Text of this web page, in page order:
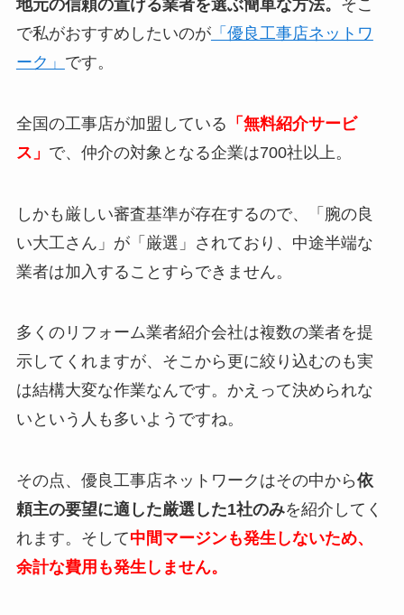
地元の信頼の置ける業者を選ぶ簡単な方法。 そこ
で私がおすすめしたいのが「優良工事店ネットワ
ーク」 です。
全国の工事店が加盟している 「無料紹介サービ
ス」 で、仲介の対象となる企業は700社以上。
しかも厳しい審査基準が存在するので、「腕の良
い大工さん」が「厳選」されており、中途半端な
業者は加入することすらできません。
多くのリフォーム業者紹介会社は複数の業者を提
示してくれますが、そこから更に絞り込むのも実
は結構大変な作業なんです。かえって決められな
いという人も多いようですね。
その点、優良工事店ネットワークはその中から依
頼主の要望に適した厳選した1社のみを紹介してく
れます。そして中間マージンも発生しないため、
余計な費用も発生しません。